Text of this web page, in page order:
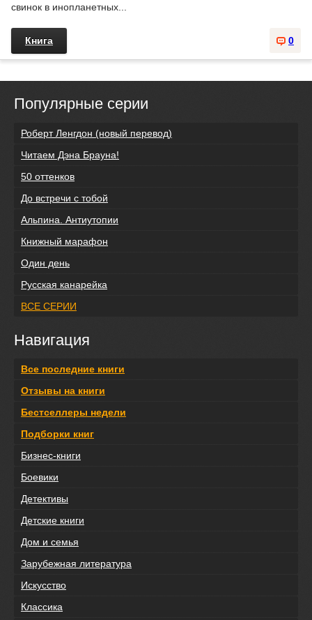
свинок в инопланетных...
0
Книга
Популярные серии
Роберт Ленгдон (новый перевод)
Читаем Дэна Брауна!
50 оттенков
До встречи с тобой
Альпина. Антиутопии
Книжный марафон
Один день
Русская канарейка
ВСЕ СЕРИИ
Навигация
Все последние книги
Отзывы на книги
Бестселлеры недели
Подборки книг
Бизнес-книги
Боевики
Детективы
Детские книги
Дом и семья
Зарубежная литература
Искусство
Классика